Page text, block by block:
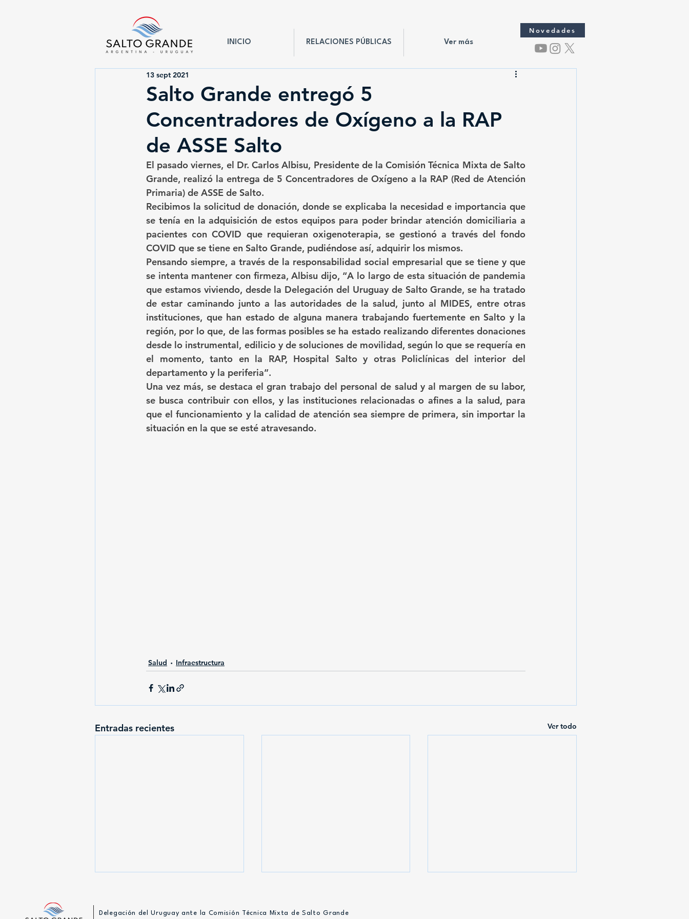
INICIO RELACIONES PÚBLICAS Ver más
Novedades
Salto Grande entregó 5
Concentradores de Oxígeno a la RAP
de ASSE Salto
13 sept 2021
El pasado viernes, el Dr. Carlos Albisu, Presidente de la Comisión Técnica Mixta de Salto
Grande, realizó la entrega de 5 Concentradores de Oxígeno a la RAP (Red de Atención
Primaria) de ASSE de Salto.
Recibimos la solicitud de donación, donde se explicaba la necesidad e importancia que
se tenía en la adquisición de estos equipos para poder brindar atención domiciliaria a
pacientes con COVID que requieran oxigenoterapia, se gestionó a través del fondo
COVID que se tiene en Salto Grande, pudiéndose así, adquirir los mismos.
Pensando siempre, a través de la responsabilidad social empresarial que se tiene y que
se intenta mantener con firmeza, Albisu dijo, “A lo largo de esta situación de pandemia
que estamos viviendo, desde la Delegación del Uruguay de Salto Grande, se ha tratado
de estar caminando junto a las autoridades de la salud, junto al MIDES, entre otras
instituciones, que han estado de alguna manera trabajando fuertemente en Salto y la
región, por lo que, de las formas posibles se ha estado realizando diferentes donaciones
desde lo instrumental, edilicio y de soluciones de movilidad, según lo que se requería en
el momento, tanto en la RAP, Hospital Salto y otras Policlínicas del interior del
departamento y la periferia”.
Una vez más, se destaca el gran trabajo del personal de salud y al margen de su labor,
se busca contribuir con ellos, y las instituciones relacionadas o afines a la salud, para
que el funcionamiento y la calidad de atención sea siempre de primera, sin importar la
situación en la que se esté atravesando.
Salud Infraestructura
Entradas recientes Ver todo
Delegación del Uruguay ante la Comisión Técnica Mixta de Salto Grande